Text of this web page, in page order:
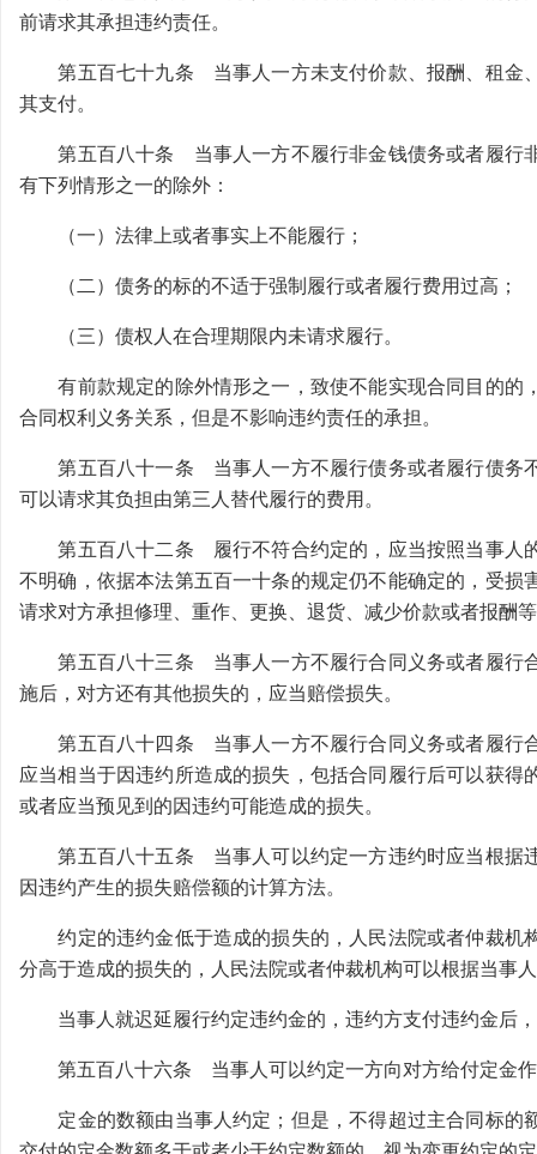
前请求其承担违约责任。
第五百七十九条 当事人一方未支付价款、报酬、租金、
其支付。
第五百八十条 当事人一方不履行非金钱债务或者履行非
有下列情形之一的除外：
（一）法律上或者事实上不能履行；
（二）债务的标的不适于强制履行或者履行费用过高；
（三）债权人在合理期限内未请求履行。
有前款规定的除外情形之一，致使不能实现合同目的的
合同权利义务关系，但是不影响违约责任的承担。
第五百八十一条 当事人一方不履行债务或者履行债务不
可以请求其负担由第三人替代履行的费用。
第五百八十二条 履行不符合约定的，应当按照当事人的
不明确，依据本法第五百一十条的规定仍不能确定的，受
请求对方承担修理、重作、更换、退货、减少价款或者报酬
第五百八十三条 当事人一方不履行合同义务或者履行合
施后，对方还有其他损失的，应当赔偿损失。
第五百八十四条 当事人一方不履行合同义务或者履行合
应当相当于因违约所造成的损失，包括合同履行后可以获
或者应当预见到的因违约可能造成的损失。
第五百八十五条 当事人可以约定一方违约时应当根据违
因违约产生的损失赔偿额的计算方法。
约定的违约金低于造成的损失的，人民法院或者仲裁机
分高于造成的损失的，人民法院或者仲裁机构可以根据当事
当事人就迟延履行约定违约金的，违约方支付违约金后
第五百八十六条 当事人可以约定一方向对方给付定金作
定金的数额由当事人约定；但是，不得超过主合同标的